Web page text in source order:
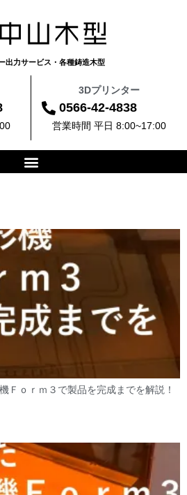
出力サービス・各種鋳造木型
3Dプリンター
0566-42-4838
営業時間 平日 8:00~17:00
Ｆｏｒｍ３で製品を完成までを解説！